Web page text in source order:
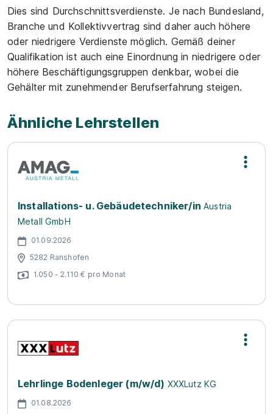
Dies sind Durchschnittsverdienste. Je nach Bundesland,
Branche und Kollektivvertrag sind daher auch höhere
oder niedrigere Verdienste möglich. Gemäß deiner
Qualifikation ist auch eine Einordnung in niedrigere oder
höhere Beschäftigungsgruppen denkbar, wobei die
Gehälter mit zunehmender Berufserfahrung steigen.
Ähnliche Lehrstellen
Installations- u. Gebäudetechniker/in Austria
Metall GmbH
01.09.2026
5282 Ranshofen
1.050 - 2.110 € pro Monat
Lehrlinge Bodenleger (m/w/d) XXXLutz KG
01.08.2026